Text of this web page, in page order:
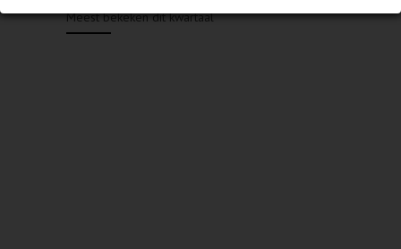
Meest bekeken dit kwartaal